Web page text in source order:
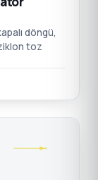
döngü,
toz